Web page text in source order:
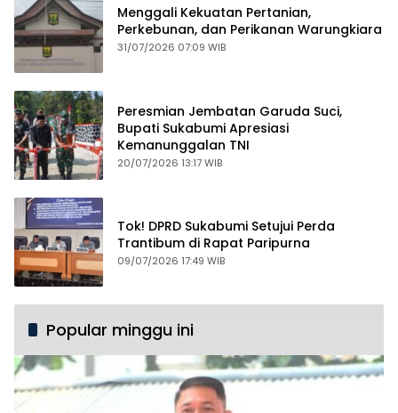
Menggali Kekuatan Pertanian,
Perkebunan, dan Perikanan Warungkiara
31/07/2026 07:09 WIB
Peresmian Jembatan Garuda Suci,
Bupati Sukabumi Apresiasi
Kemanunggalan TNI
20/07/2026 13:17 WIB
Tok! DPRD Sukabumi Setujui Perda
Trantibum di Rapat Paripurna
09/07/2026 17:49 WIB
Popular minggu ini